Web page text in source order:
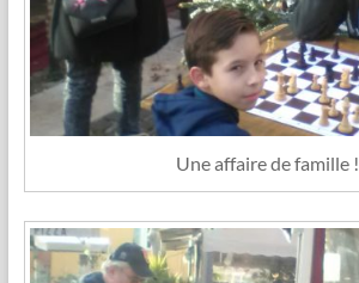
Une affaire de famille !